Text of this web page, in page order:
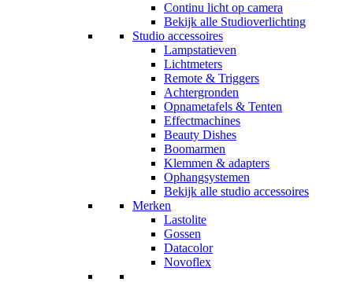
Continu licht op camera
Bekijk alle Studioverlichting
Studio accessoires
Lampstatieven
Lichtmeters
Remote & Triggers
Achtergronden
Opnametafels & Tenten
Effectmachines
Beauty Dishes
Boomarmen
Klemmen & adapters
Ophangsystemen
Bekijk alle studio accessoires
Merken
Lastolite
Gossen
Datacolor
Novoflex